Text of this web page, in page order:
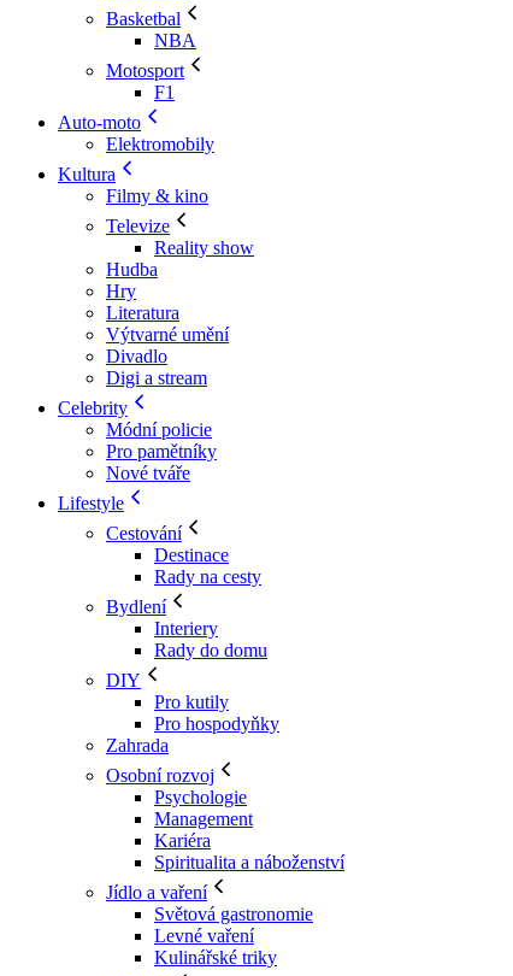
Basketbal
NBA
Motosport
F1
Auto-moto
Elektromobily
Kultura
Filmy & kino
Televize
Reality show
Hudba
Hry
Literatura
Výtvarné umění
Divadlo
Digi a stream
Celebrity
Módní policie
Pro pamětníky
Nové tváře
Lifestyle
Cestování
Destinace
Rady na cesty
Bydlení
Interiery
Rady do domu
DIY
Pro kutily
Pro hospodyňky
Zahrada
Osobní rozvoj
Psychologie
Management
Kariéra
Spiritualita a náboženství
Jídlo a vaření
Světová gastronomie
Levné vaření
Kulinářské triky